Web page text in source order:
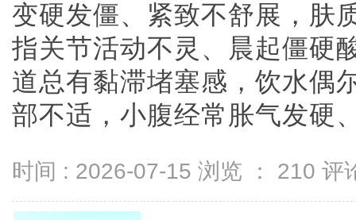
变硬发僵、紧致不舒展，肤
指关节活动不灵、晨起僵硬
道总有黏滞堵塞感，饮水偶
部不适，小腹经常胀气发硬
时间 : 2026-07-15 浏览 ： 210 评